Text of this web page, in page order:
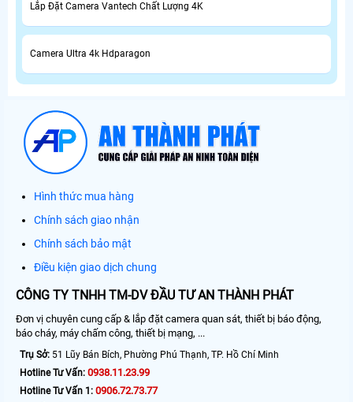
Lắp Đặt Camera Vantech Chất Lượng 4K
Camera Ultra 4k Hdparagon
Hình thức mua hàng
Chính sách giao nhận
Chính sách bảo mật
Điều kiện giao dịch chung
CÔNG TY TNHH TM-DV ĐẦU TƯ AN THÀNH PHÁT
Đơn vị chuyên cung cấp & lắp đặt camera quan sát, thiết bị báo động,
báo cháy, máy chấm công, thiết bị mạng, ...
Trụ Sở: 51 Lũy Bán Bích, Phường Phú Thạnh, TP. Hồ Chí Minh
Hotline Tư Vấn: 0938.11.23.99
Hotline Tư Vấn 1: 0906.72.73.77